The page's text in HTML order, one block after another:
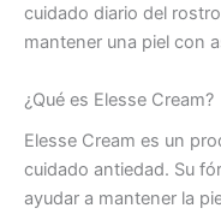
cuidado diario del
mantener una piel con
¿Qué es Elesse Cream?
Elesse Cream es un
cuidado antiedad. Su
ayudar a mantener la